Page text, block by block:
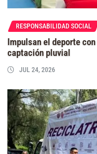
RESPONSABILIDAD SOCIAL
Impulsan el deporte
captación pluvial
JUL 24, 2026